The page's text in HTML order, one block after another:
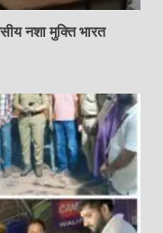
नशा मुक्ति भारत